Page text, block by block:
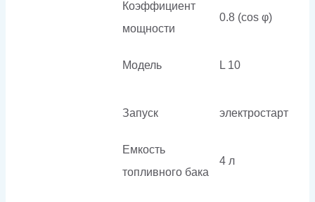
Коэффициент
мощности
0.8 (cos φ)
Модель L 10
Запуск электростарт
Емкость
топливного бака
4 л